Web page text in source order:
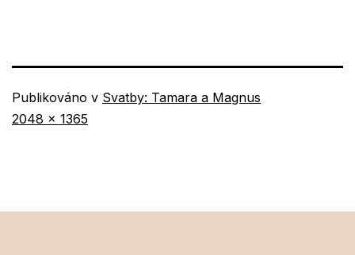
Publikováno v Svatby: Tamara a Magnus
Původní
2048 × 1365